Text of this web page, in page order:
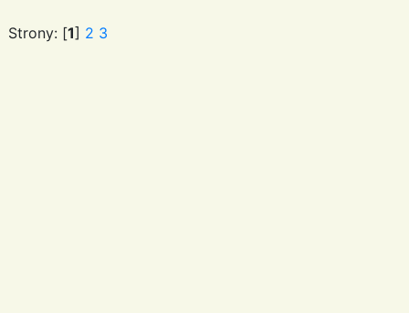
Strony: [1] 2 3